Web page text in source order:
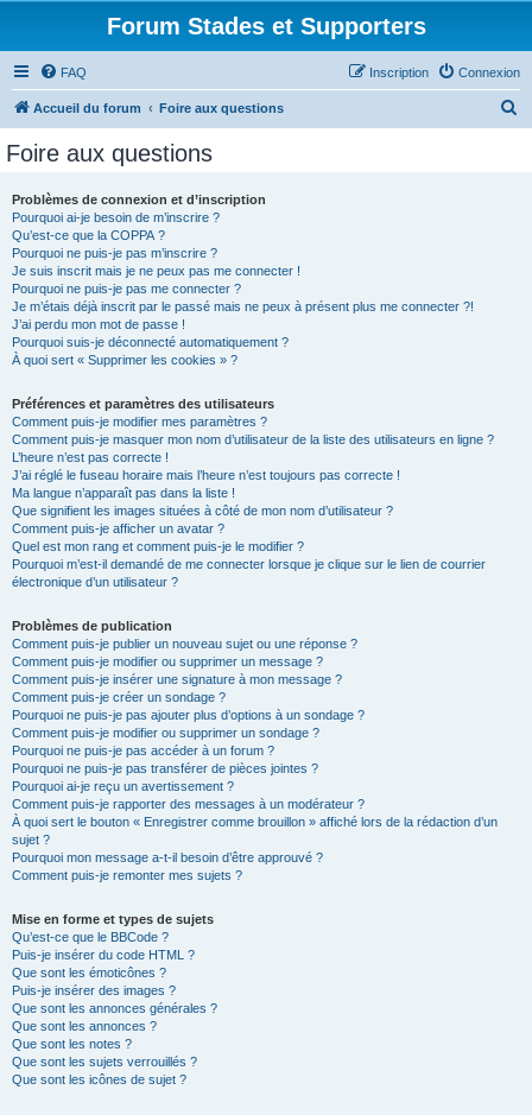
Forum Stades et Supporters
FAQ Connexion
Inscription
Accueil du forum Foire aux questions
Foire aux questions
Problèmes de connexion et d’inscription
Pourquoi ai-je besoin de m’inscrire ?
Qu’est-ce que la COPPA ?
Pourquoi ne puis-je pas m’inscrire ?
Je suis inscrit mais je ne peux pas me connecter !
Pourquoi ne puis-je pas me connecter ?
Je m’étais déjà inscrit par le passé mais ne peux à présent plus me connecter ?!
J’ai perdu mon mot de passe !
Pourquoi suis-je déconnecté automatiquement ?
À quoi sert « Supprimer les cookies » ?
Préférences et paramètres des utilisateurs
Comment puis-je modifier mes paramètres ?
Comment puis-je masquer mon nom d’utilisateur de la liste des utilisateurs en ligne ?
L’heure n’est pas correcte !
J’ai réglé le fuseau horaire mais l’heure n’est toujours pas correcte !
Ma langue n’apparaît pas dans la liste !
Que signifient les images situées à côté de mon nom d’utilisateur ?
Comment puis-je afficher un avatar ?
Quel est mon rang et comment puis-je le modifier ?
Pourquoi m’est-il demandé de me connecter lorsque je clique sur le lien de courrier
électronique d’un utilisateur ?
Problèmes de publication
Comment puis-je publier un nouveau sujet ou une réponse ?
Comment puis-je modifier ou supprimer un message ?
Comment puis-je insérer une signature à mon message ?
Comment puis-je créer un sondage ?
Pourquoi ne puis-je pas ajouter plus d’options à un sondage ?
Comment puis-je modifier ou supprimer un sondage ?
Pourquoi ne puis-je pas accéder à un forum ?
Pourquoi ne puis-je pas transférer de pièces jointes ?
Pourquoi ai-je reçu un avertissement ?
Comment puis-je rapporter des messages à un modérateur ?
À quoi sert le bouton « Enregistrer comme brouillon » affiché lors de la rédaction d’un
sujet ?
Pourquoi mon message a-t-il besoin d’être approuvé ?
Comment puis-je remonter mes sujets ?
Mise en forme et types de sujets
Qu’est-ce que le BBCode ?
Puis-je insérer du code HTML ?
Que sont les émoticônes ?
Puis-je insérer des images ?
Que sont les annonces générales ?
Que sont les annonces ?
Que sont les notes ?
Que sont les sujets verrouillés ?
Que sont les icônes de sujet ?